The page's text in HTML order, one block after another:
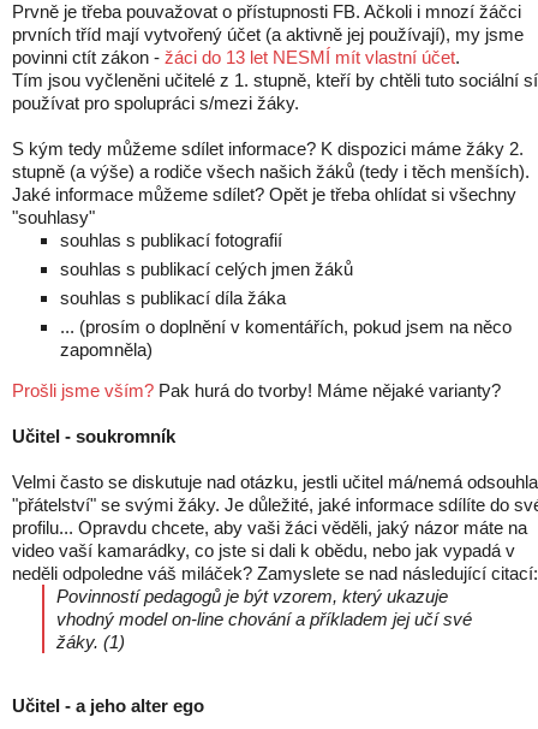
Prvně je třeba pouvažovat o přístupnosti FB. Ačkoli i mnozí žáčci
prvních tříd mají vytvořený účet (a aktivně jej používají), my jsme
povinni ctít zákon - žáci do 13 let NESMÍ mít vlastní účet.
Tím jsou vyčleněni učitelé z 1. stupně, kteří by chtěli tuto sociální
používat pro spolupráci s/mezi žáky.
S kým tedy můžeme sdílet informace? K dispozici máme žáky 2.
stupně (a výše) a rodiče všech našich žáků (tedy i těch menších).
Jaké informace můžeme sdílet? Opět je třeba ohlídat si všechny
"souhlasy"
souhlas s publikací fotografií
souhlas s publikací celých jmen žáků
souhlas s publikací díla žáka
... (prosím o doplnění v komentářích, pokud jsem na něco
zapomněla)
Prošli jsme vším? Pak hurá do tvorby! Máme nějaké varianty?
Učitel - soukromník
Velmi často se diskutuje nad otázku, jestli učitel má/nemá
"přátelství" se svými žáky. Je důležité, jaké informace sdílíte do
profilu... Opravdu chcete, aby vaši žáci věděli, jaký názor máte na
video vaší kamarádky, co jste si dali k obědu, nebo jak vypadá v
neděli odpoledne váš miláček? Zamyslete se nad následující citací:
Povinností pedagogů je být vzorem, který ukazuje
vhodný model on-line chování a příkladem jej učí své
žáky. (1)
Učitel - a jeho alter ego